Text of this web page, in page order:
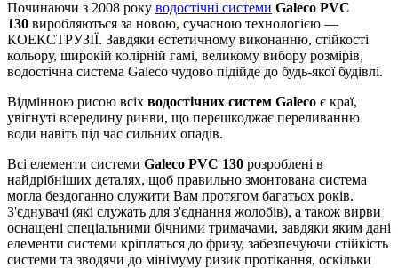
Починаючи з 2008 року водостічні системи Galeco PVC
130 виробляються за новою, сучасною технологією —
КОЕКСТРУЗІЇ. Завдяки естетичному виконанню, стійкості
кольору, широкій колірній гамі, великому вибору розмірів,
водостічна система Galeco чудово підійде до будь-якої будівлі.
Відмінною рисою всіх водостічних систем Galeco є краї,
увігнуті всередину ринви, що перешкоджає переливанню
води навіть під час сильних опадів.
Всі елементи системи Galeco PVC 130 розроблені в
найдрібніших деталях, щоб правильно змонтована система
могла бездоганно служити Вам протягом багатьох років.
З'єднувачі (які служать для з'єднання жолобів), а також вирви
оснащені спеціальними бічними тримачами, завдяки яким дані
елементи системи кріпляться до фризу, забезпечуючи стійкість
системи та зводячи до мінімуму ризик протікання, оскільки